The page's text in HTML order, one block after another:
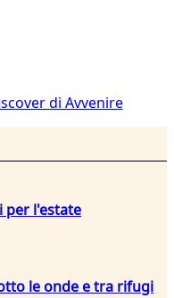
di Avvenire
per l'estate
le onde e tra rifugi